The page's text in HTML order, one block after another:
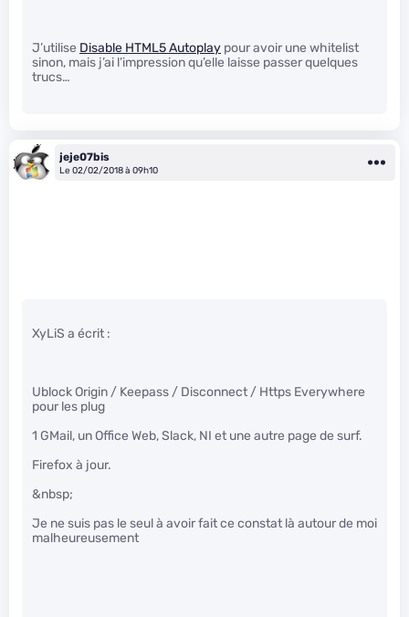
J’utilise Disable HTML5 Autoplay pour avoir une whitelist
sinon, mais j’ai l’impression qu’elle laisse passer quelques
trucs…
jeje07bis
Le 02/02/2018 à 09h10
XyLiS a écrit :
Ublock Origin / Keepass / Disconnect / Https Everywhere
pour les plug
1 GMail, un Office Web, Slack, NI et une autre page de surf.
Firefox à jour.
&nbsp;
Je ne suis pas le seul à avoir fait ce constat là autour de moi
malheureusement